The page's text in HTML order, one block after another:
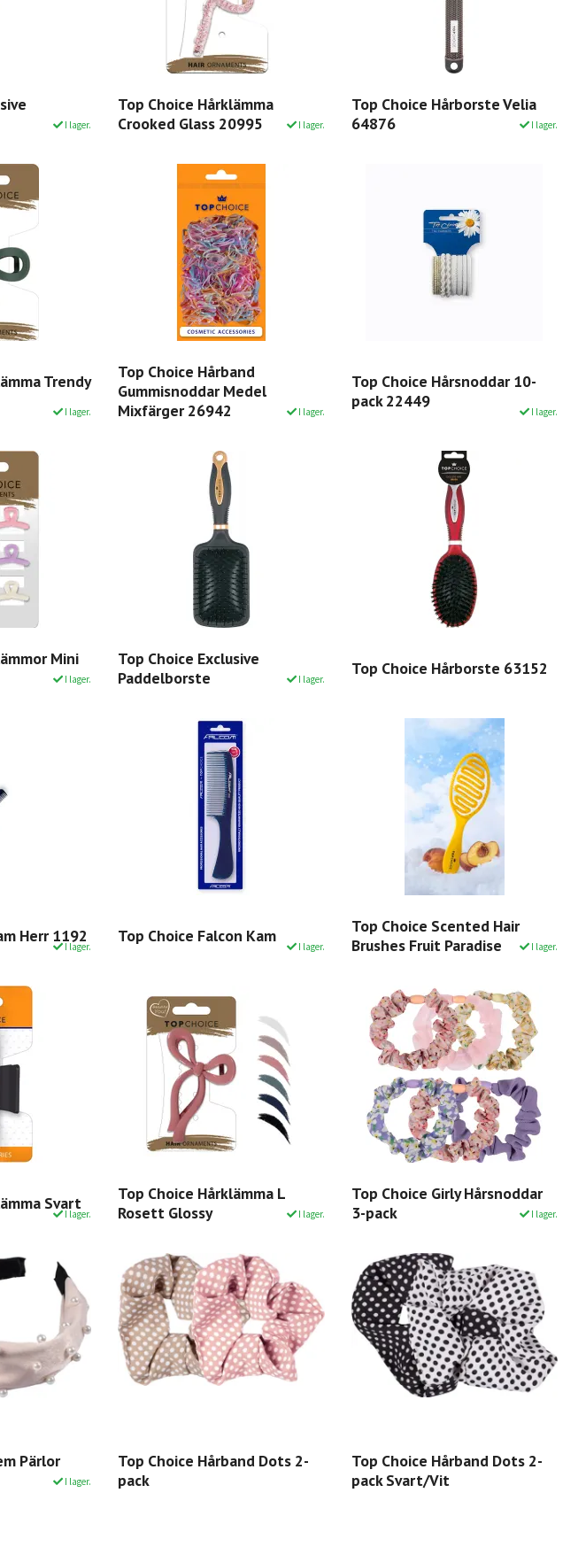
I lager.
Top Choice Hårklämma
Crooked Glass 20995
I lager.
Top Choice Hårborste Velia
64876
I lager.
Trendy
I lager.
Top Choice Hårband
Gummisnoddar Medel
Mixfärger 26942
I lager.
Top Choice Hårsnoddar 10-
pack 22449
I lager.
Mini
I lager.
Top Choice Exclusive
Paddelborste
I lager.
Top Choice Hårborste 63152
Herr 1192
I lager.
Top Choice Falcon Kam
I lager.
Top Choice Scented Hair
Brushes Fruit Paradise
I lager.
Svart
I lager.
Top Choice Hårklämma L
Rosett Glossy
I lager.
Top Choice Girly Hårsnoddar
3-pack
I lager.
Pärlor
I lager.
Top Choice Hårband Dots 2-
pack
Top Choice Hårband Dots 2-
pack Svart/Vit